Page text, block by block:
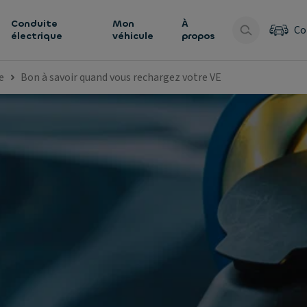
Conduite
électrique
Mon
véhicule
À
propos
Bon à savoir quand vous rechargez votre VE